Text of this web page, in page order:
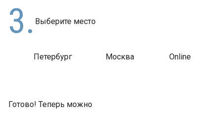
3. Выберите место
Петербург Москва Online
Готово! Теперь можно